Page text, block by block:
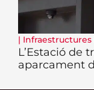
|
L’Estació de
aparcament